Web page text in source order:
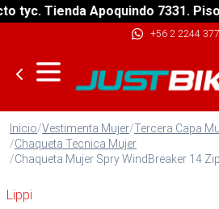
Tienda Apoquindo 7331. Piso
+56 2 2244
Inicio/Vestimenta Mujer/Tercera Capa
/Chaqueta Tecnica Mujer
/Chaqueta Mujer Spry WindBreaker 14
Lippi